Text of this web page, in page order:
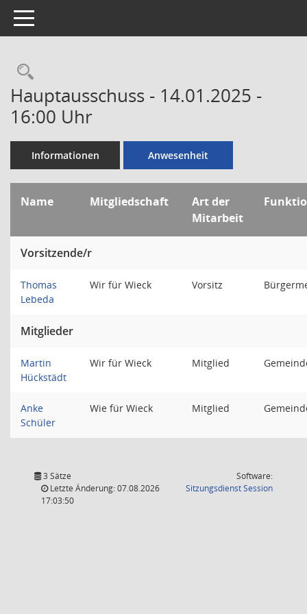
Toggle navigation
Rechercheauswahl
Hauptausschuss - 14.01.2025 -
16:00 Uhr
Informationen Anwesenheit
Name Mitgliedschaft
Art der
Mitarbeit
Vorsitzende/r
Thomas
Lebeda
Wir für Wieck Vorsitz
Mitglieder
Martin
Hückstädt
Wir für Wieck Mitglied
Anke
Schüler
Wie für Wieck Mitglied
3 Sätze
Letzte Änderung: 07.08.2026
17:03:50
Software:
SitzungsdienstSession(Wird in